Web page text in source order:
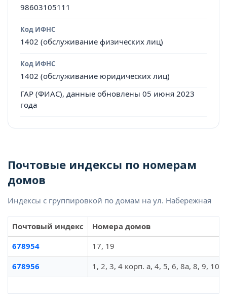
98603105111
Код ИФНС
1402 (обслуживание физических лиц)
Код ИФНС
1402 (обслуживание юридических лиц)
ГАР (ФИАС), данные обновлены 05 июня 2023
года
Почтовые индексы по номерам
домов
Индексы с группировкой по домам на ул. Набережная
Почтовый индекс
Номера домов
678954
17, 19
678956
1, 2, 3, 4 корп. а, 4, 5, 6, 8а, 8, 9, 10,